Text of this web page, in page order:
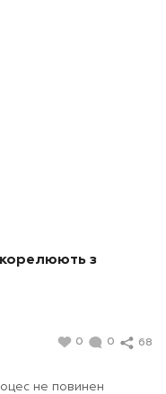
корелюють з
0 0 68
не повинен